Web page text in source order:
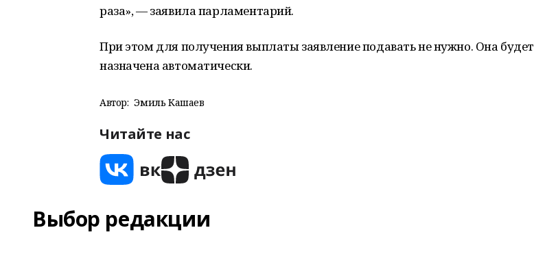
раза», — заявила парламентарий.
При этом для получения выплаты заявление подавать не нужно. Она будет
назначена автоматически.
Автор: Эмиль Кашаев
Читайте нас
Выбор редакции